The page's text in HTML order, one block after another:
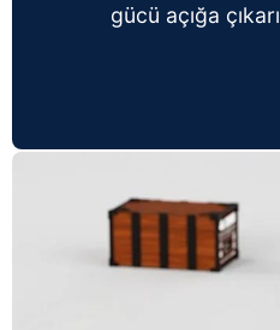
gücü açığa